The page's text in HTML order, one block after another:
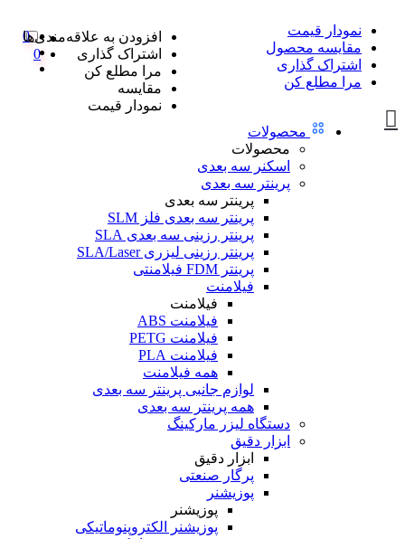
نمودار قیمت
مقایسه محصول
اشتراک گذاری
مرا مطلع کن
0
0
محصولات
محصولات
اسکنر سه بعدی
پرینتر سه بعدی
پرینتر سه بعدی
پرینتر سه بعدی فلز SLM
پرینتر رزینی سه بعدی SLA
پرینتر رزینی لیزری SLA/Laser
پرینتر FDM فیلامنتی
فیلامنت
فیلامنت
فیلامنت ABS
فیلامنت PETG
فیلامنت PLA
همه فیلامنت
لوازم جانبی پرینتر سه بعدی
همه پرینتر سه بعدی
دستگاه لیزر مارکینگ
ابزار دقیق
ابزار دقیق
پرگار صنعتی
پوزیشنر
پوزیشنر
پوزیشنر الکتروپنوماتیکی
افزودن به علاقه‌مندی‌ها
اشتراک گذاری
مرا مطلع کن
مقایسه
نمودار قیمت